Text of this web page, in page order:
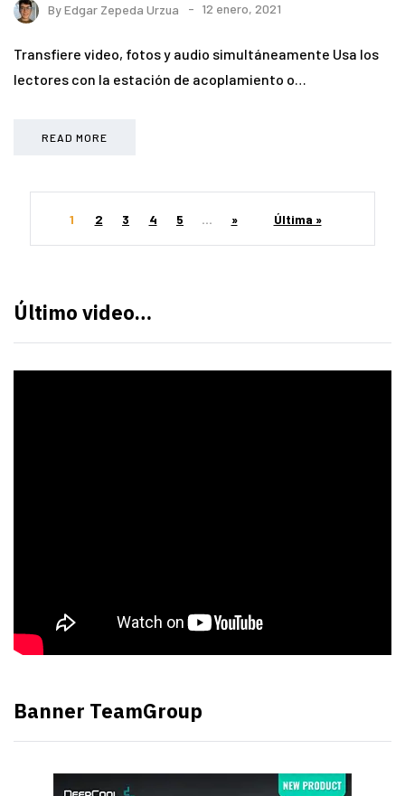
ByEdgar Zepeda Urzua 12 enero, 2021
Transfiere video, fotos y audio simultáneamente Usa los
lectores con la estación de acoplamiento o…
READ MORE
1 2 3 4 5 ... » Última »
Último video…
Banner TeamGroup